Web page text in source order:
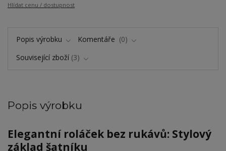
Hlídat cenu / dostupnost
Popis výrobku Komentáře
0
Související zboží 3
Popis výrobku
Elegantní roláček bez rukávů: Stylový
základ šatníku